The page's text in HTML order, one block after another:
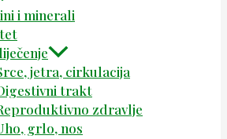
i minerali
jetra, cirkulacija
trakt
zdravlje
grlo, nos